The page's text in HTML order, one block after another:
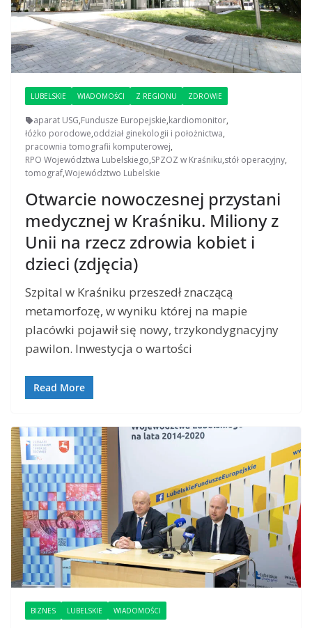
LUBELSKIE WIADOMOŚCI Z REGIONU ZDROWIE
aparat USG,Fundusze Europejskie,kardiomonitor,
łóżko porodowe,oddział ginekologii i położnictwa,
pracownia tomografii komputerowej,
RPO Województwa Lubelskiego,SPZOZ w Kraśniku,stół operacyjny,
tomograf,Województwo Lubelskie
Otwarcie nowoczesnej przystani
medycznej w Kraśniku. Miliony z
Unii na rzecz zdrowia kobiet i
dzieci (zdjęcia)
Szpital w Kraśniku przeszedł znaczącą
metamorfozę, w wyniku której na mapie
placówki pojawił się nowy, trzykondygnacyjny
pawilon. Inwestycja o wartości
Read More
BIZNES LUBELSKIE WIADOMOŚCI